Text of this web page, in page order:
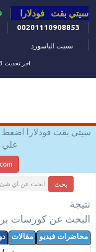
سيتي بقت فودلارا
00201110908853
نسيت الباسورد
اخر تحديث 24/05/2023
سيتي بقت فودلارا اضغط
علي
بحث
نتيجة
البحث عن كورسات
محاضرات فيديو مقالات